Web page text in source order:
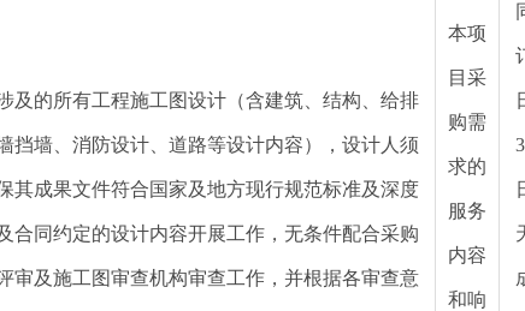
及的所有工程施工图设计（含建筑、结构、给排
挡墙、消防设计、道路等设计内容），设计人须
其成果文件符合国家及地方现行规范标准及深度
合同约定的设计内容开展工作，无条件配合采购
审及施工图审查机构审查工作，并根据各审查意
本项
目采
购需
求的
服务
内容
和响